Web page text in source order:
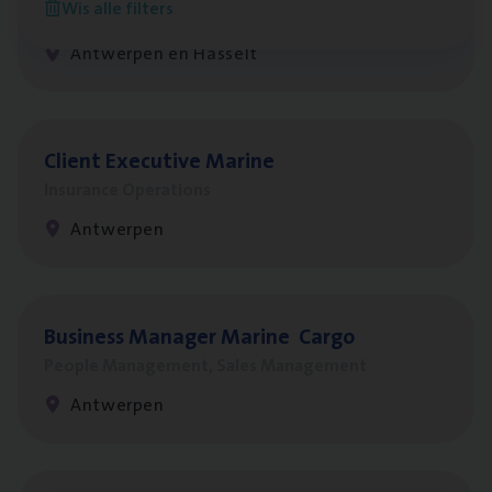
Wis alle filters
Insurance Operations
Antwerpen en Hasselt
Client Exe­cu­ti­ve Marine
Antwerpen
Busi­ness Mana­ger Mari­ne Cargo
Antwerpen